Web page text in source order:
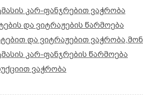
კარ-ფანჯრებით ვაჭრობა
და ვიტრაჟების წარმოება
და ვიტრაჟებით
კარ-ფანჯრების წარმოება
ვაჭრობა